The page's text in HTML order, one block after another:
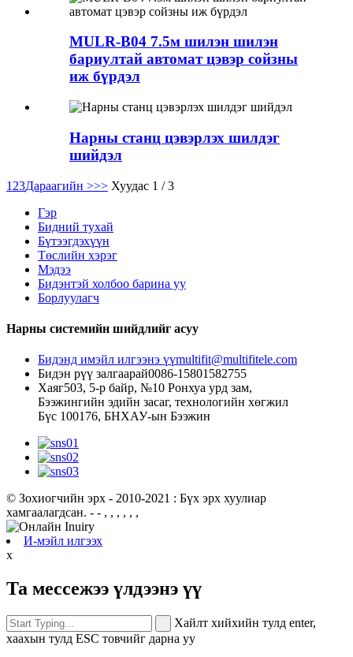
MULR-B04 7.5м шилэн шилэн
бариултай автомат цэвэр сойзны
иж бүрдэл
Нарны станц цэвэрлэх шилдэг
шийдэл
1 23Дараагийн >>> Хуудас 1 / 3
Гэр
Бидний тухай
Бүтээгдэхүүн
Төслийн хэрэг
Мэдээ
Бидэнтэй холбоо барина уу
Борлуулагч
Нарны системийн шийдлийг асуу
Бидэнд имэйл илгээнэ үүmultifit@multifitele.com
Бидэн рүү залгаарай0086-15801582755
Хаяг503, 5-р байр, №10 Ронхуа урд зам,
Бээжингийн эдийн засаг, технологийн хөгжил
Бүс 100176, БНХАУ-ын Бээжин
© Зохиогчийн эрх - 2010-2021 : Бүх эрх хуулиар
хамгаалагдсан. - - , , , , , ,
И-мэйл илгээх
x
Та мессежээ үлдээнэ үү
Хайлт хийхийн тулд enter,
хаахын тулд ESC товчийг дарна уу